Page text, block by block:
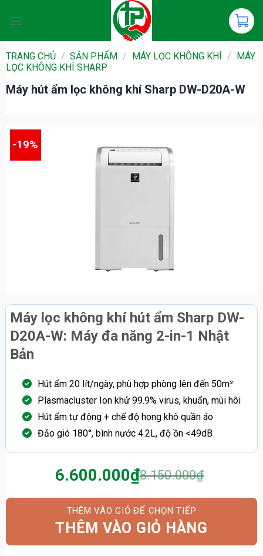
đến
dung
TRANG CHỦ / SẢN PHẨM / MÁY LỌC KHÔNG KHÍ / MÁY
LỌC KHÔNG KHÍ SHARP
Máy hút ẩm lọc không khí Sharp DW-D20A-W
-19%
Máy lọc không khí hút ẩm Sharp DW-
D20A-W: Máy đa năng 2-in-1 Nhật
Bản
Hút ẩm 20 lít/ngày, phù hợp phòng lên đến 50m²
Plasmacluster Ion khử 99.9% virus, khuẩn, mùi hôi
Hút ẩm tự động + chế độ hong khô quần áo
Đảo gió 180°, bình nước 4.2L, độ ồn <49dB
8.150.000₫
Giá
gốc
là:
8.150.000₫.
6.600.000₫
Giá
hiện
tại
là:
6.600.000₫.
THÊM VÀO GIỎ HÀNG